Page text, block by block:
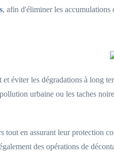
, afin d'éliminer les accumulations
éviter les dégradations à long
urbaine ou les taches
en assurant leur protection
des opérations de